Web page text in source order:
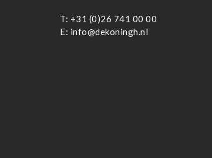
T: +31 (0)26 741 00 00
E: info@dekoningh.nl